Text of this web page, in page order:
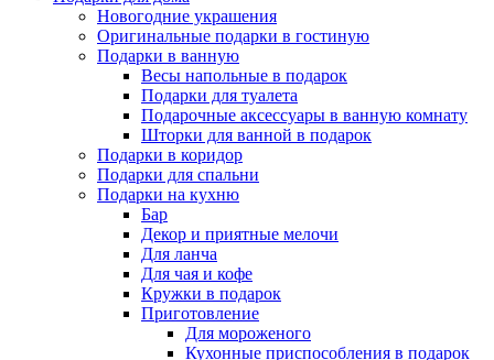
Новогодние украшения
Оригинальные подарки в гостиную
Подарки в ванную
Весы напольные в подарок
Подарки для туалета
Подарочные аксессуары в ванную комнату
Шторки для ванной в подарок
Подарки в коридор
Подарки для спальни
Подарки на кухню
Бар
Декор и приятные мелочи
Для ланча
Для чая и кофе
Кружки в подарок
Приготовление
Для мороженого
Кухонные приспособления в подарок